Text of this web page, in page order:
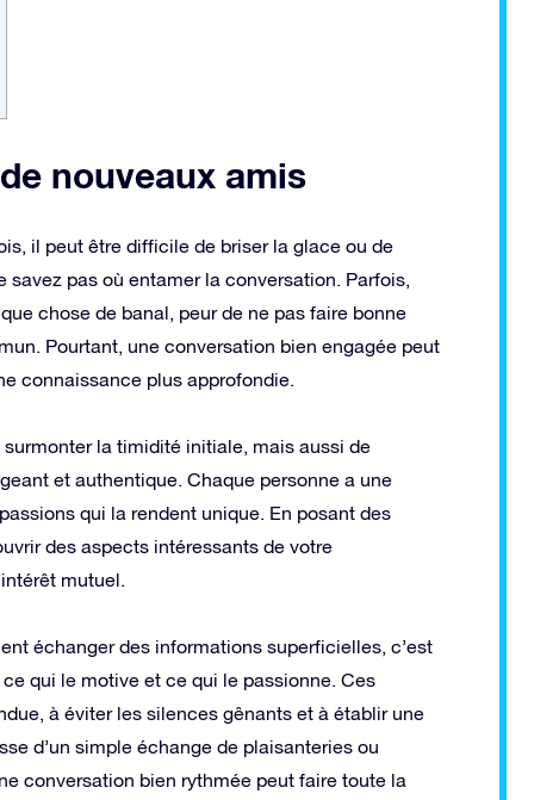
nouveaux amis
il peut être difficile de briser la glace ou de
savez pas où entamer la conversation. Parfois,
chose de banal, peur de ne pas faire bonne
Pourtant, une conversation bien engagée peut
connaissance plus approfondie.
la timidité initiale, mais aussi de
et authentique. Chaque personne a une
qui la rendent unique. En posant des
des aspects intéressants de votre
mutuel.
échanger des informations superficielles, c’est
qui le motive et ce qui le passionne. Ces
à éviter les silences gênants et à établir une
d’un simple échange de plaisanteries ou
conversation bien rythmée peut faire toute la